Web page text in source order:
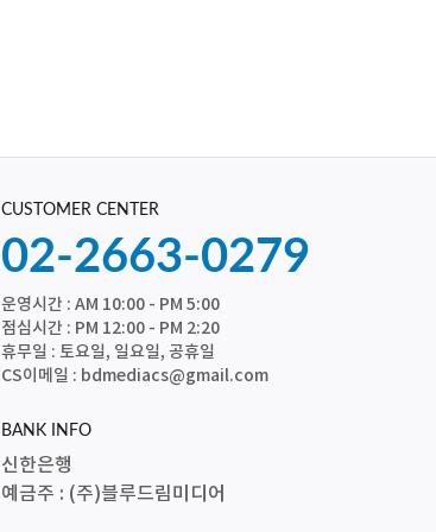
CUSTOMER CENTER
02-2663-0279
운영시간 : AM 10:00 - PM 5:00
점심시간 : PM 12:00 - PM 2:20
휴무일 : 토요일, 일요일, 공휴일
CS이메일 : bdmediacs@gmail.com
BANK INFO
신한은행
예금주 : (주)블루드림미디어